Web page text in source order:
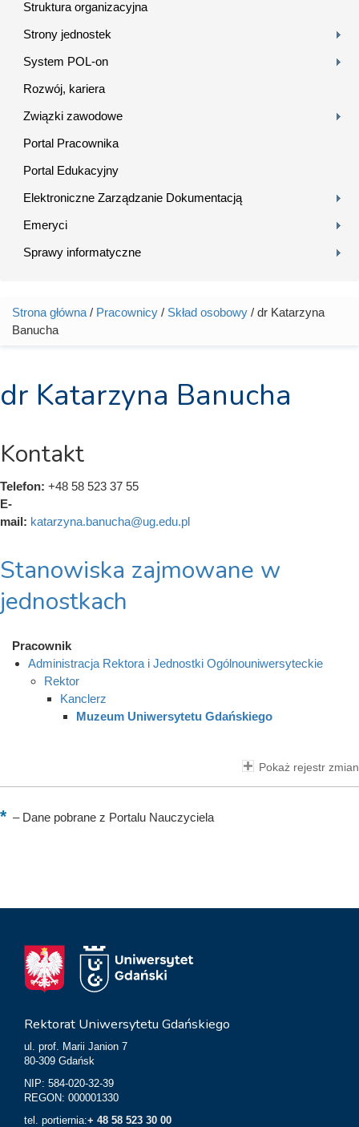
Struktura organizacyjna
Strony jednostek
System POL-on
Rozwój, kariera
Związki zawodowe
Portal Pracownika
Portal Edukacyjny
Elektroniczne Zarządzanie Dokumentacją
Emeryci
Sprawy informatyczne
Jesteś tutaj
Strona główna / Pracownicy / Skład osobowy / dr Katarzyna
Banucha
dr Katarzyna Banucha
Kontakt
Telefon: +48 58 523 37 55
E-
mail: katarzyna.banucha@ug.edu.pl
Stanowiska zajmowane w
jednostkach
Pracownik
Administracja Rektora i Jednostki Ogólnouniwersyteckie
Rektor
Kanclerz
Muzeum Uniwersytetu Gdańskiego
Pokaż rejestr zmian
–Dane pobrane z Portalu Nauczyciela
Rektorat Uniwersytetu Gdańskiego
ul. prof. Marii Janion 7
80-309 Gdańsk
NIP: 584-020-32-39
REGON: 000001330
tel. portiernia:+ 48 58 523 30 00